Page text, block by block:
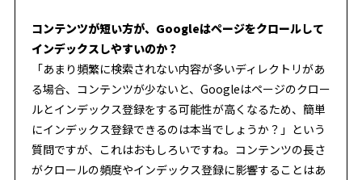
コンテンツが短い方が、Googleはページをクロールして
インデックスしやすいのか？
「あまり頻繁に検索されない内容が多いディレクトリがあ
る場合、コンテンツが少ないと、Googleはページのクロー
ルとインデックス登録をする可能性が高くなるため、簡単
にインデックス登録できるのは本当でしょうか？」という
質問ですが、これはおもしろいですね。コンテンツの長さ
がクロールの頻度やインデックス登録に影響することはあ